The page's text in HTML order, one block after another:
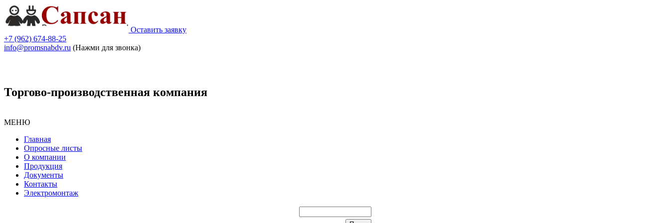
Оставить заявку
+7 (962) 674-88-25
info@promsnabdv.ru (Нажми для звонка)
Торгово-производственная компания
МЕНЮ
Главная
Опросные листы
О компании
Продукция
Документы
Контакты
Электромонтаж